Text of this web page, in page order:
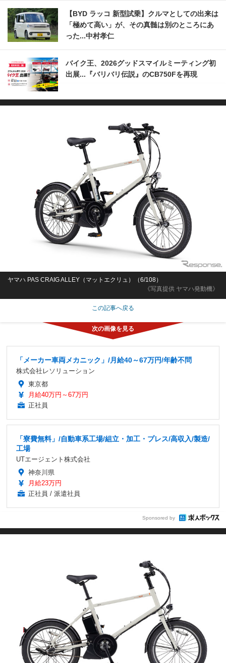
【BYD ラッコ 新型試乗】クルマとしての出来は
「極めて高い」が、その真髄は別のところにあ
った...中村孝仁
バイク王、2026グッドスマイルミーティング初
出展...『バリバリ伝説』のCB750Fを再現
《写真提供 ヤマハ発動機》
ヤマハ PAS CRAIG ALLEY（マットエクリュ）（6/108）
この記事へ戻る
「メーカー車両メカニック」/月給40～67万円/年齢不問
株式会社レソリューション
東京都
月給40万円～67万円
正社員
「寮費無料」/自動車系工場/組立・加工・プレス/高収入/製造/
工場
UTエージェント株式会社
神奈川県
月給23万円
正社員 / 派遣社員
Sponsored by